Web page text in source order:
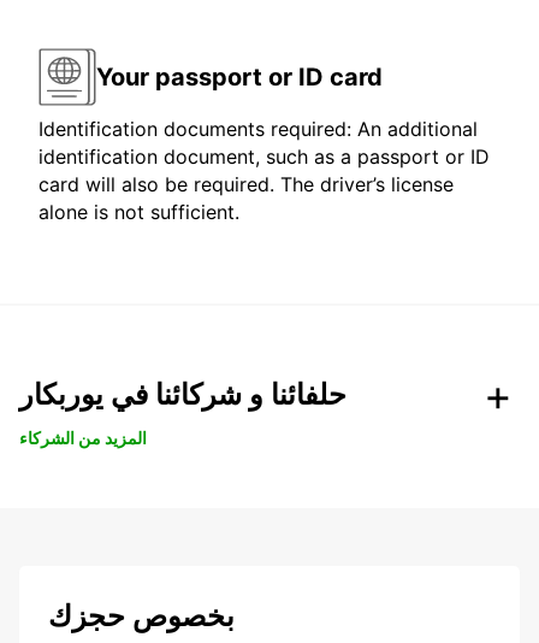
Your passport or ID card
Identification documents required: An additional
identification document, such as a passport or ID
card will also be required. The driver’s license
alone is not sufficient.
حلفائنا و شركائنا في يوربكار
المزيد من الشركاء
بخصوص حجزك